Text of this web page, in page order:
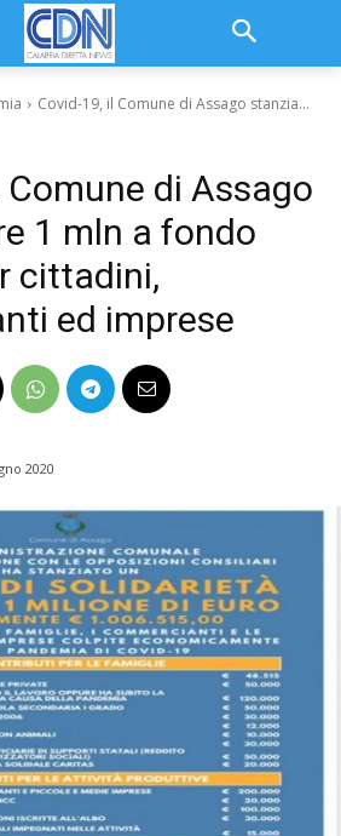
Covid-19, il Comune di Assago stanzia...
Comune di Assago
1 mln a fondo
cittadini,
ed imprese
2020